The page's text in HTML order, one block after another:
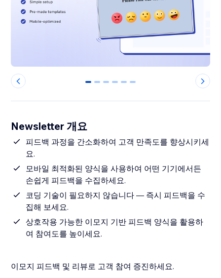
0 1 2 3 4 5
Newsletter 개요
피드백 과정을 간소화하여 고객 만족도를 향상시키세
요.
모바일 최적화된 양식을 사용하여 어떤 기기에서든
손쉽게 피드백을 수집하세요.
코딩 기술이 필요하지 않습니다 — 즉시 피드백을 수
집해 보세요.
상호작용 가능한 이모지 기반 피드백 양식을 활용하
여 참여도를 높이세요.
이모지 피드백 및 리뷰로 고객 참여 증진하세요.